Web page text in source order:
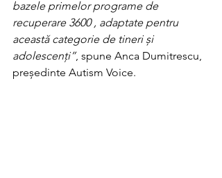
bazele primelor programe de
recuperare 3600 , adaptate pentru
această categorie de tineri și
adolescenți”, spune Anca Dumitrescu,
președinte Autism Voice.